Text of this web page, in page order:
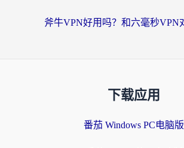
下载应用
番茄 Windows PC电脑版